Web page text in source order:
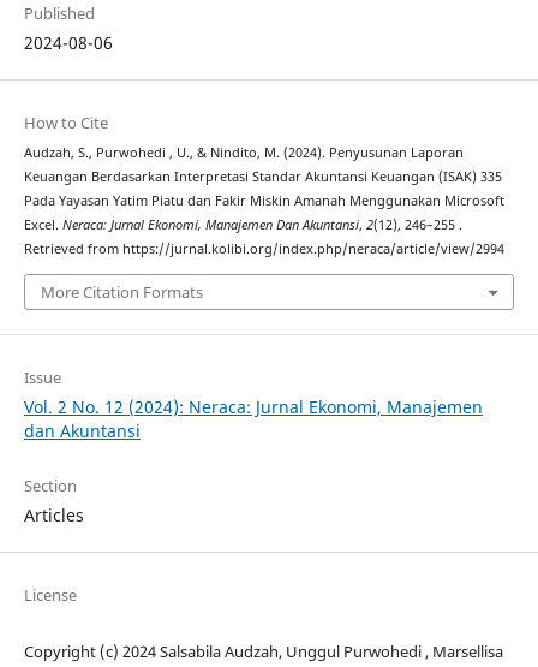
Published
2024-08-06
How to Cite
Audzah, S., Purwohedi , U., & Nindito, M. (2024). Penyusunan Laporan
Keuangan Berdasarkan Interpretasi Standar Akuntansi Keuangan (ISAK) 335
Pada Yayasan Yatim Piatu dan Fakir Miskin Amanah Menggunakan Microsoft
Excel. Neraca: Jurnal Ekonomi, Manajemen Dan Akuntansi, 2(12), 246–255 .
Retrieved from https://jurnal.kolibi.org/index.php/neraca/article/view/2994
More Citation Formats
Issue
Vol. 2 No. 12 (2024): Neraca: Jurnal Ekonomi, Manajemen
dan Akuntansi
Section
Articles
License
Copyright (c) 2024 Salsabila Audzah, Unggul Purwohedi , Marsellisa